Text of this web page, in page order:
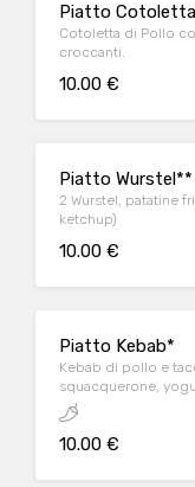
Piatto
Cotoletta di Pollo
croccanti.
10.00 €
Piatto Wurstel**
2 Wurstel, patatine
ketchup)
10.00 €
Piatto Kebab*
Kebab di pollo e
squacquerone,
10.00 €